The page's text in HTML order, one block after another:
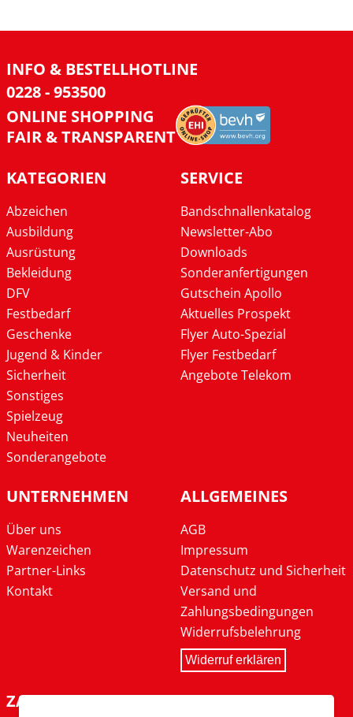
INFO & BESTELLHOTLINE
0228 - 953500
ONLINE SHOPPING
FAIR & TRANSPARENT
KATEGORIEN
Abzeichen
Ausbildung
Ausrüstung
Bekleidung
DFV
Festbedarf
Geschenke
Jugend & Kinder
Sicherheit
Sonstiges
Spielzeug
Neuheiten
Sonderangebote
SERVICE
Bandschnallenkatalog
Newsletter-Abo
Downloads
Sonderanfertigungen
Gutschein Apollo
Aktuelles Prospekt
Flyer Auto-Spezial
Flyer Festbedarf
Angebote Telekom
UNTERNEHMEN
Über uns
Warenzeichen
Partner-Links
Kontakt
ALLGEMEINES
AGB
Impressum
Datenschutz und Sicherheit
Versand und
Zahlungsbedingungen
Widerrufsbelehrung
Widerruf erklären
ZAHLARTEN